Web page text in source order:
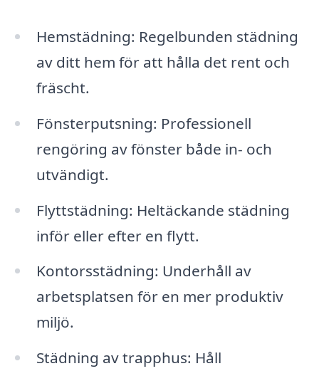
Hemstädning: Regelbunden städning
av ditt hem för att hålla det rent och
fräscht.
Fönsterputsning: Professionell
rengöring av fönster både in- och
utvändigt.
Flyttstädning: Heltäckande städning
inför eller efter en flytt.
Kontorsstädning: Underhåll av
arbetsplatsen för en mer produktiv
miljö.
Städning av trapphus: Håll